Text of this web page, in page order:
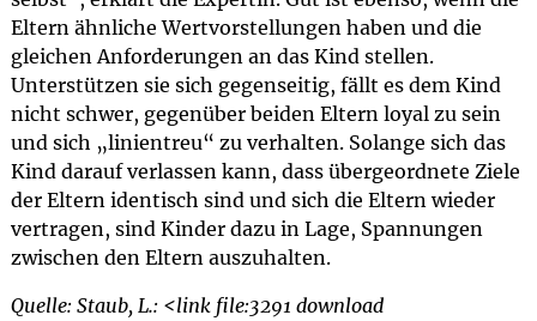
Eltern ähnliche Wertvorstellungen haben und die
gleichen Anforderungen an das Kind stellen.
Unterstützen sie sich gegenseitig, fällt es dem Kind
nicht schwer, gegenüber beiden Eltern loyal zu sein
und sich „linientreu“ zu verhalten. Solange sich das
Kind darauf verlassen kann, dass übergeordnete Ziele
der Eltern identisch sind und sich die Eltern wieder
vertragen, sind Kinder dazu in Lage, Spannungen
zwischen den Eltern auszuhalten.
Quelle: Staub, L.: <link file:3291 download